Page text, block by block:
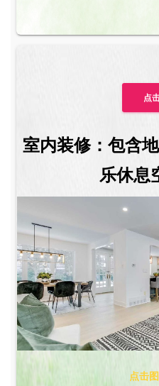
点
室内装修：包含
乐休息
点击